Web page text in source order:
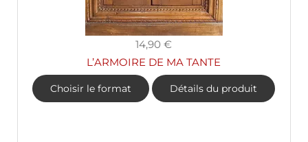
14,90 €
L’ARMOIRE DE MA TANTE
Choisir le format Détails du produit